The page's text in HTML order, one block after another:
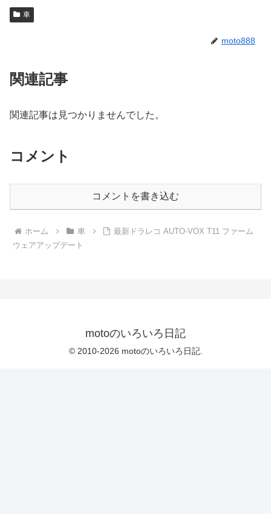
車
moto888
関連記事
関連記事は見つかりませんでした。
コメント
コメントを書き込む
ホーム 車
最新ドラレコ AUTO-VOX T11 ファーム
ウェアアップデート
motoのいろいろ日記
© 2010-2026 motoのいろいろ日記.